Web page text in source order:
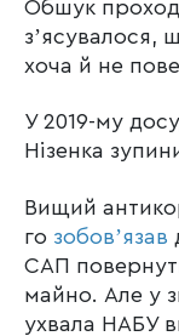
Обшук
зʼясувалося,
хоча й не
У 2019-му
Нізенка
Вищий
го зобовʼязав
САП
майно. Але у
ухвала НАБУ